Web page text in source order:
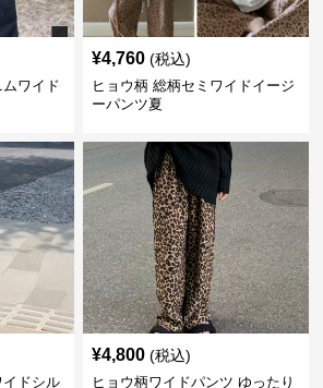
ワイド
¥4,760 (税込)
ヒョウ柄 総柄セミワイドイージ
ーパンツ夏
イドシル
¥4,800 (税込)
ヒョウ柄ワイドパンツ ゆったり